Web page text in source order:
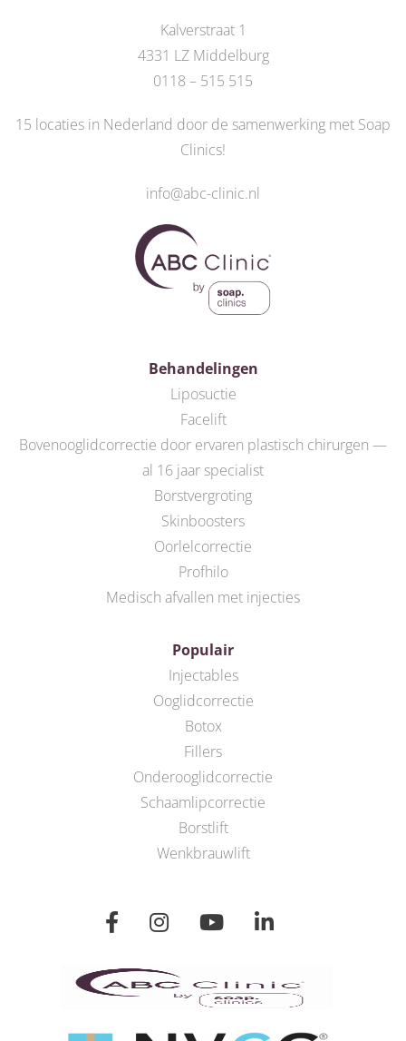
Kalverstraat 1
4331 LZ Middelburg
0118 – 515 515
15 locaties in Nederland door de samenwerking met Soap
Clinics!
info@abc-clinic.nl
Behandelingen
Liposuctie
Facelift
Bovenooglidcorrectie door ervaren plastisch chirurgen —
al 16 jaar specialist
Borstvergroting
Skinboosters
Oorlelcorrectie
Profhilo
Medisch afvallen met injecties
Populair
Injectables
Ooglidcorrectie
Botox
Fillers
Onderooglidcorrectie
Schaamlipcorrectie
Borstlift
Wenkbrauwlift